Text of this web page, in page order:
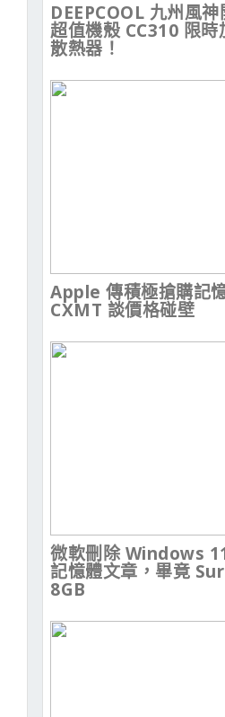
DEEPCOOL 九州風
超值機殼 CC310 限
散熱器！
Apple 傳積極搶購記
CXMT 談價格碰壁
微軟刪除 Windows
記憶體文章，畢竟
8GB